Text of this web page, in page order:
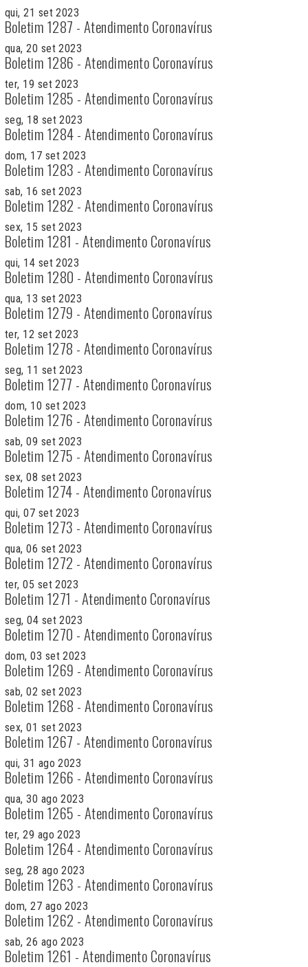
qui, 21 set 2023
Boletim 1287 - Atendimento Coronavírus
qua, 20 set 2023
Boletim 1286 - Atendimento Coronavírus
ter, 19 set 2023
Boletim 1285 - Atendimento Coronavírus
seg, 18 set 2023
Boletim 1284 - Atendimento Coronavírus
dom, 17 set 2023
Boletim 1283 - Atendimento Coronavírus
sab, 16 set 2023
Boletim 1282 - Atendimento Coronavírus
sex, 15 set 2023
Boletim 1281 - Atendimento Coronavírus
qui, 14 set 2023
Boletim 1280 - Atendimento Coronavírus
qua, 13 set 2023
Boletim 1279 - Atendimento Coronavírus
ter, 12 set 2023
Boletim 1278 - Atendimento Coronavírus
seg, 11 set 2023
Boletim 1277 - Atendimento Coronavírus
dom, 10 set 2023
Boletim 1276 - Atendimento Coronavírus
sab, 09 set 2023
Boletim 1275 - Atendimento Coronavírus
sex, 08 set 2023
Boletim 1274 - Atendimento Coronavírus
qui, 07 set 2023
Boletim 1273 - Atendimento Coronavírus
qua, 06 set 2023
Boletim 1272 - Atendimento Coronavírus
ter, 05 set 2023
Boletim 1271 - Atendimento Coronavírus
seg, 04 set 2023
Boletim 1270 - Atendimento Coronavírus
dom, 03 set 2023
Boletim 1269 - Atendimento Coronavírus
sab, 02 set 2023
Boletim 1268 - Atendimento Coronavírus
sex, 01 set 2023
Boletim 1267 - Atendimento Coronavírus
qui, 31 ago 2023
Boletim 1266 - Atendimento Coronavírus
qua, 30 ago 2023
Boletim 1265 - Atendimento Coronavírus
ter, 29 ago 2023
Boletim 1264 - Atendimento Coronavírus
seg, 28 ago 2023
Boletim 1263 - Atendimento Coronavírus
dom, 27 ago 2023
Boletim 1262 - Atendimento Coronavírus
sab, 26 ago 2023
Boletim 1261 - Atendimento Coronavírus